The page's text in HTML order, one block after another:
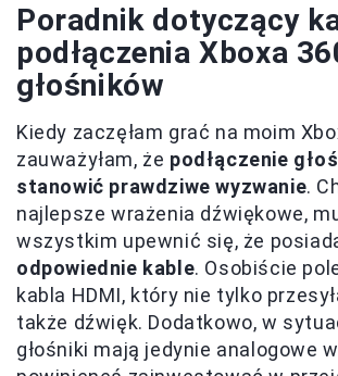
Poradnik dotyczący
podłączenia Xboxa
głośników
Kiedy zaczęłam grać na moim
zauważyłam, że podłączenie
stanowić prawdziwe wyzwanie.
najlepsze wrażenia dźwiękowe,
wszystkim upewnić się, że
odpowiednie kable. Osobiście
kabla HDMI, który nie tylko
także dźwięk. Dodatkowo, w
głośniki mają jedynie analogowe